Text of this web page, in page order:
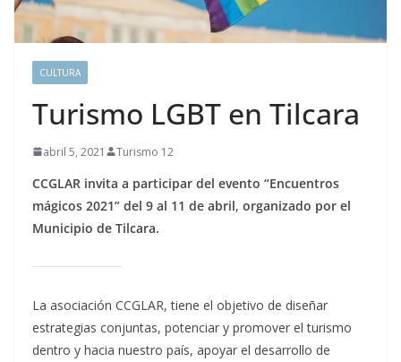
CULTURA
Turismo LGBT en Tilcara
abril 5, 2021 Turismo 12
CCGLAR invita a participar del evento “Encuentros
mágicos 2021” del 9 al 11 de abril, organizado por el
Municipio de Tilcara.
La asociación CCGLAR, tiene el objetivo de diseñar
estrategias conjuntas, potenciar y promover el turismo
dentro y hacia nuestro país, apoyar el desarrollo de